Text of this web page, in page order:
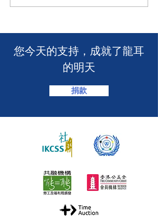
耳為葵盛西邨消防安全簡
​您今天的支持，成就了龍耳
的明天
捐款